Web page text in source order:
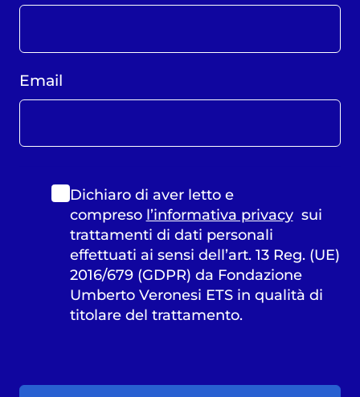
Email
Dichiaro di aver letto e
compreso l’informativa privacysui
trattamenti di dati personali
effettuati ai sensi dell’art. 13 Reg. (UE)
2016/679 (GDPR) da Fondazione
Umberto Veronesi ETS in qualità di
titolare del trattamento.